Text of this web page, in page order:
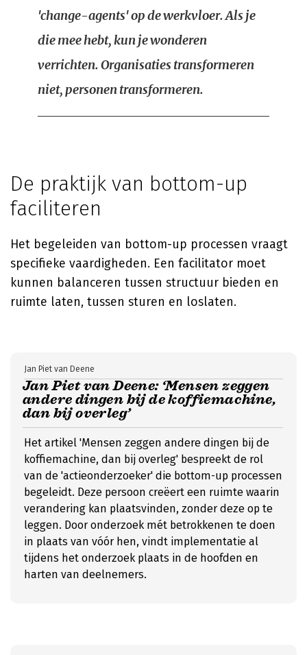
'change-agents' op de werkvloer. Als je
die mee hebt, kun je wonderen
verrichten. Organisaties transformeren
niet, personen transformeren.
De praktijk van bottom-up
faciliteren
Het begeleiden van bottom-up processen vraagt
specifieke vaardigheden. Een facilitator moet
kunnen balanceren tussen structuur bieden en
ruimte laten, tussen sturen en loslaten.
Jan Piet van Deene: ‘Mensen zeggen
andere dingen bij de koffiemachine,
dan bij overleg’
Jan Piet van Deene
Het artikel 'Mensen zeggen andere dingen bij de
koffiemachine, dan bij overleg' bespreekt de rol
van de 'actieonderzoeker' die bottom-up processen
begeleidt. Deze persoon creëert een ruimte waarin
verandering kan plaatsvinden, zonder deze op te
leggen. Door onderzoek mét betrokkenen te doen
in plaats van vóór hen, vindt implementatie al
tijdens het onderzoek plaats in de hoofden en
harten van deelnemers.